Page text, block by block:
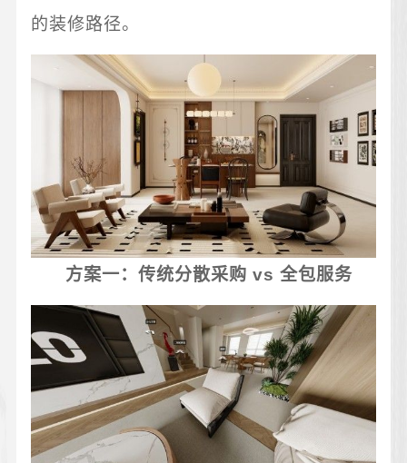
的装修路径。
方案一：传统分散采购 vs 全包服务